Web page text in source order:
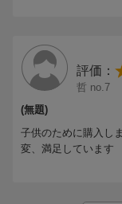
評価：
哲 no.7
(無題)
子供のために購入し
変、満足しています